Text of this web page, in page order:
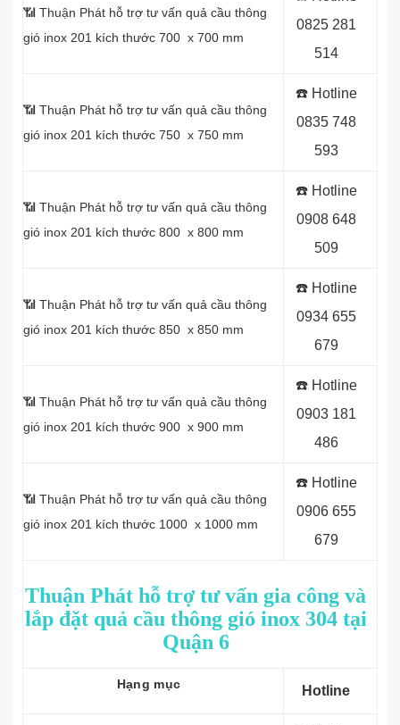
📶 Thuận Phát hỗ trợ tư vấn quả cầu thông
gió inox 201 kích thước 700 x 700 mm
0825 281
514
📶 Thuận Phát hỗ trợ tư vấn quả cầu thông
gió inox 201 kích thước 750 x 750 mm
☎️ Hotline
0835 748
593
📶 Thuận Phát hỗ trợ tư vấn quả cầu thông
gió inox 201 kích thước 800 x 800 mm
☎️ Hotline
0908 648
509
📶 Thuận Phát hỗ trợ tư vấn quả cầu thông
gió inox 201 kích thước 850 x 850 mm
☎️ Hotline
0934 655
679
📶 Thuận Phát hỗ trợ tư vấn quả cầu thông
gió inox 201 kích thước 900 x 900 mm
☎️ Hotline
0903 181
486
📶 Thuận Phát hỗ trợ tư vấn quả cầu thông
gió inox 201 kích thước 1000 x 1000 mm
☎️ Hotline
0906 655
679
Thuận Phát hỗ trợ tư vấn gia công và
lắp đặt quả cầu thông gió inox 304 tại
Quận 6
Hạng mục Hotline